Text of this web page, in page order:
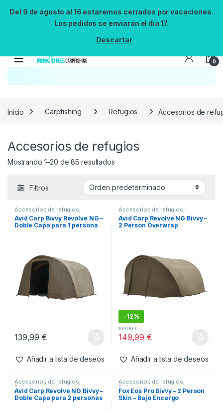
Del 9 de agosto al 16 estaremos cerrados por vacaciones.
Los pedidos se enviarán el día 17.
Descartar
0
Inicio Carpfishing Refugios Accesorios de
Accesorios de refugios
Mostrando 1–20 de 85 resultados
Filtros
Accesorios de refugios
Refugios
Avid Carp Bivvy Revolve NG –
Doble Capa para 1 persona
139,99€
Añadir a lista de deseos
Accesorios de refugios
Refugios
Avid Carp Revolve NG Bivvy –
2 Person Overwrap
-12%
149,99€
169,99€
Añadir a lista de deseos
Accesorios de refugios,
Refugios
Avid Carp Revolve NG Bivvy –
Doble Capa para 2 personas
Accesorios de refugios,
Refugios
Fox Eos Pro Bivvy – 2 Person
Skin – Bajo Encargo